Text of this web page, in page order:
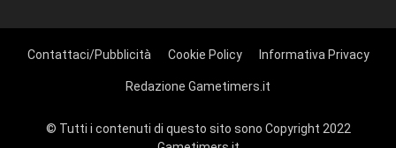
Contattaci/Pubblicità Cookie Policy Informativa Privacy
Redazione Gametimers.it
© Tutti i contenuti di questo sito sono Copyright 2022